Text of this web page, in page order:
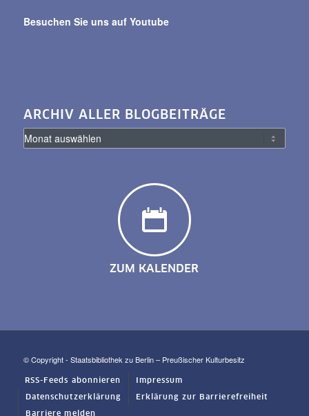
Besuchen Sie uns auf Youtube
ARCHIV ALLER BLOGBEITRÄGE
ZUM KALENDER
© Copyright - Staatsbibliothek zu Berlin – Preußischer Kulturbesitz
RSS-Feeds abonnieren Impressum
Datenschutzerklärung Erklärung zur Barrierefreiheit
Barriere melden